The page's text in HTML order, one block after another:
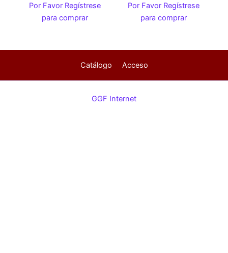
Por Favor Regístrese
para comprar
Por Favor Regístrese
para comprar
Catálogo Acceso
GGF Internet